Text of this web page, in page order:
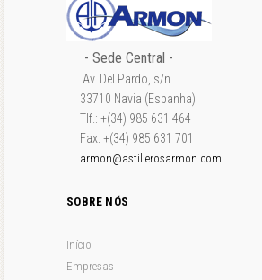
- Sede Central -
Av. Del Pardo, s/n
33710 Navia (Espanha)
Tlf.: +(34) 985 631 464
Fax: +(34) 985 631 701
armon@astillerosarmon.com
SOBRE NÓS
Início
Empresas